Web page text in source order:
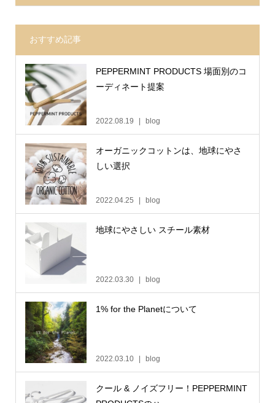
おすすめ記事
PEPPERMINT PRODUCTS 場面別のコ
ーディネート提案
2022.08.19 blog
オーガニックコットンは、地球にやさ
しい選択
2022.04.25 blog
地球にやさしい スチール素材
2022.03.30 blog
1% for the Planetについて
2022.03.10 blog
クール & ノイズフリー！PEPPERMINT